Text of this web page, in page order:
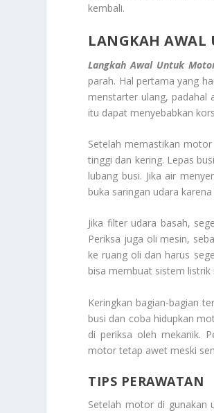
kembali.
LANGKAH AWAL
Langkah Awal Untuk
parah. Hal pertama yang
menstarter ulang, padahal
itu dapat menyebabkan
Setelah memastikan
tinggi dan kering. Lepas
lubang busi. Jika air
buka saringan udara
Jika filter udara basah,
Periksa juga oli mesin,
ke ruang oli dan harus
bisa membuat sistem
Keringkan bagian-bagian
busi dan coba hidupkan
di periksa oleh mekanik.
motor tetap awet meski
TIPS PERAWATAN
Setelah motor di